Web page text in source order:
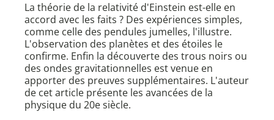
La théorie de la relativité d'Einstein est-elle en
accord avec les faits ? Des expériences simples,
comme celle des pendules jumelles, l'illustre.
L'observation des planètes et des étoiles le
confirme. Enfin la découverte des trous noirs ou
des ondes gravitationnelles est venue en
apporter des preuves supplémentaires. L'auteur
de cet article présente les avancées de la
physique du 20e siècle.